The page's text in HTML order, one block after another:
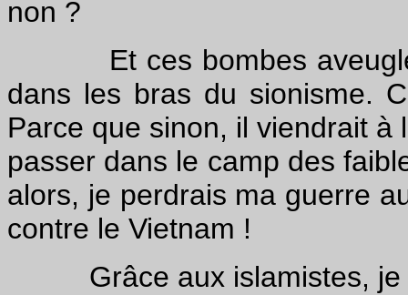
non ?
Et ces bombes aveugles
dans les bras du sionisme.
Parce que sinon, il viendrait
passer dans le camp des
alors, je perdrais ma guerre
contre le Vietnam !
Grâce aux islamistes, je